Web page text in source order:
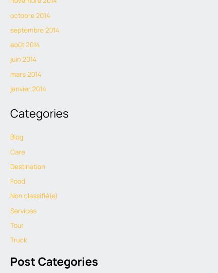
octobre 2014
septembre 2014
août 2014
juin 2014
mars 2014
janvier 2014
Categories
Blog
Care
Destination
Food
Non classifié(e)
Services
Tour
Truck
Post Categories